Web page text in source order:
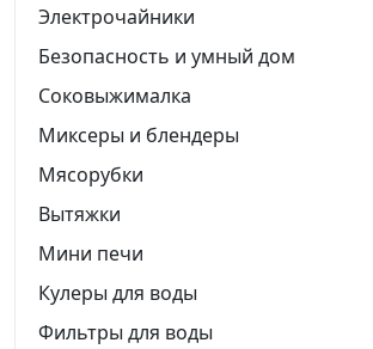
Электрочайники
Безопасность и умный дом
Соковыжималка
Миксеры и блендеры
Мясорубки
Вытяжки
Мини печи
Кулеры для воды
Фильтры для воды